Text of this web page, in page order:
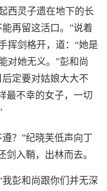
西灵子遗在地下的长
再留这活口。”说着
挥剑格开，道：“她是
对她无义。”彭和尚
定要对姑娘大大不
最不幸的女子，一切
？”纪晓芙低声向丁
剑入鞘，出林而去。
彭和尚跟你们并无深